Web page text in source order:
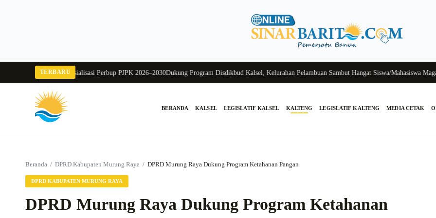
TERBARU
Raya Buka Sosialisasi Perbup PJPK 2026–2030Dukung Program Disdikbud Kalsel, Kelurahan Pelambuan Sambut Hangat Siswa/Mahasiswa Magang
BERANDA KALSEL LEGISLATIF KALSEL KALTENG LEGISLATIF KALTENG MEDIA CETAK
Beranda / DPRD Kabupaten Murung Raya / DPRD Murung Raya Dukung Program Ketahanan Pangan
DPRD KABUPATEN MURUNG RAYA
DPRD Murung Raya Dukung Program Ketahanan